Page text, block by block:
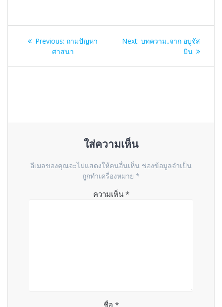
แนะแนว
Previous: Previous
post:
ถามปัญหา
ศาสนา
Next: Next
บทความ..จาก อบูจัส
มิน
ใส่ความเห็น
อีเมลของคุณจะไม่แสดงให้คนอื่นเห็น ช่องข้อมูลจำเป็น
ถูกทำเครื่องหมาย *
ความเห็น *
ชื่อ *